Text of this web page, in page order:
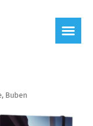
Buben